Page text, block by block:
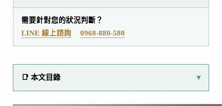
需要針對您的狀況判斷？
LINE 線上諮詢
0968-880-580
📑 本文目錄